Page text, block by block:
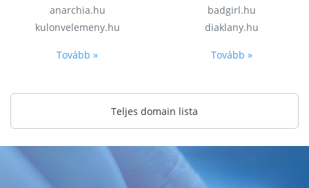
anarchia.hu
kulonvelemeny.hu
Tovább »
badgirl.hu
diaklany.hu
Tovább »
Teljes domain lista